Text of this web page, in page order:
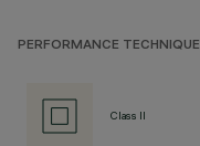
PERFORMANCE TECHNIQUE
Class II